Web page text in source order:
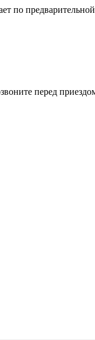
предварительной
перед